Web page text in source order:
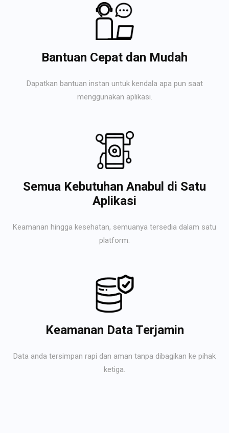
Bantuan Cepat dan Mudah
Dapatkan bantuan instan untuk kendala apa pun saat
menggunakan aplikasi.
Semua Kebutuhan Anabul di Satu
Aplikasi
Keamanan hingga kesehatan, semuanya tersedia dalam satu
platform.
Keamanan Data Terjamin
Data anda tersimpan rapi dan aman tanpa dibagikan ke pihak
ketiga.